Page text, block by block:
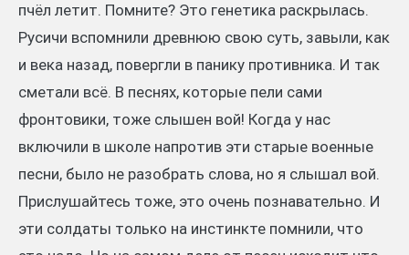
пчёл летит. Помните? Это генетика раскрылась.
Русичи вспомнили древнюю свою суть, завыли, как
и века назад, повергли в панику противника. И так
сметали всё. В песнях, которые пели сами
фронтовики, тоже слышен вой! Когда у нас
включили в школе напротив эти старые военные
песни, было не разобрать слова, но я слышал вой.
Прислушайтесь тоже, это очень познавательно. И
эти солдаты только на инстинкте помнили, что